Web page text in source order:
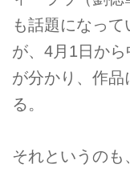
も話題になって
が、4月1日か
が分かり、作
る。
それというの